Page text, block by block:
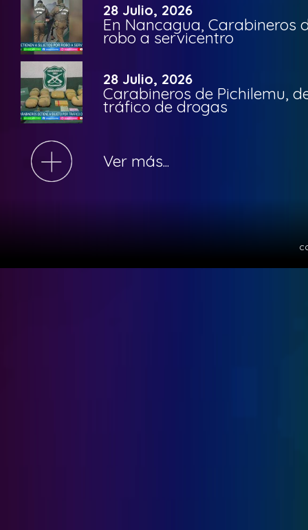
28 Julio, 2026
En Nancagua, Carabineros
robo a servicentro
28 Julio, 2026
Carabineros de Pichilemu,
tráfico de drogas
Ver más...